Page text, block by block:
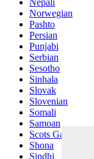
Nepali
Norwegian
Pashto
Persian
Punjabi
Serbian
Sesotho
Sinhala
Slovak
Slovenian
Somali
Samoan
Scots Gaelic
Shona
Sindhi